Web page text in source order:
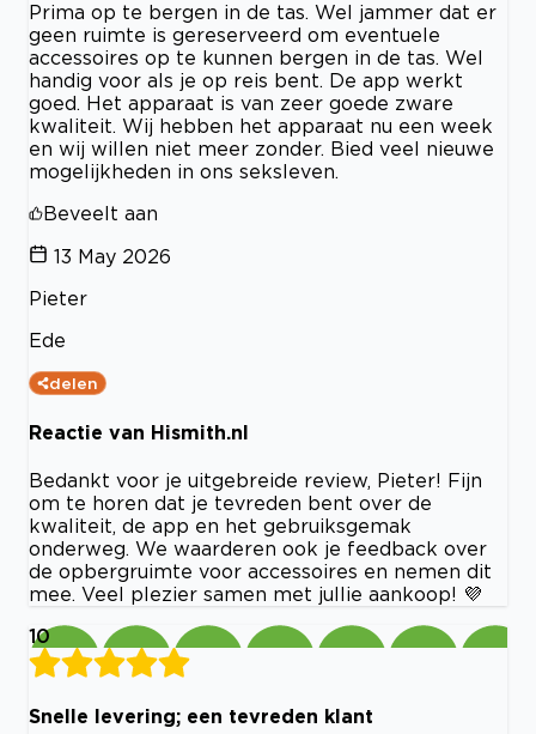
Prima op te bergen in de tas. Wel jammer dat er
geen ruimte is gereserveerd om eventuele
accessoires op te kunnen bergen in de tas. Wel
handig voor als je op reis bent. De app werkt
goed. Het apparaat is van zeer goede zware
kwaliteit. Wij hebben het apparaat nu een week
en wij willen niet meer zonder. Bied veel nieuwe
mogelijkheden in ons seksleven.
Beveelt aan
13 May 2026
Pieter
Ede
delen
Reactie van Hismith.nl
Bedankt voor je uitgebreide review, Pieter! Fijn
om te horen dat je tevreden bent over de
kwaliteit, de app en het gebruiksgemak
onderweg. We waarderen ook je feedback over
de opbergruimte voor accessoires en nemen dit
mee. Veel plezier samen met jullie aankoop! 💜
10
Snelle levering; een tevreden klant